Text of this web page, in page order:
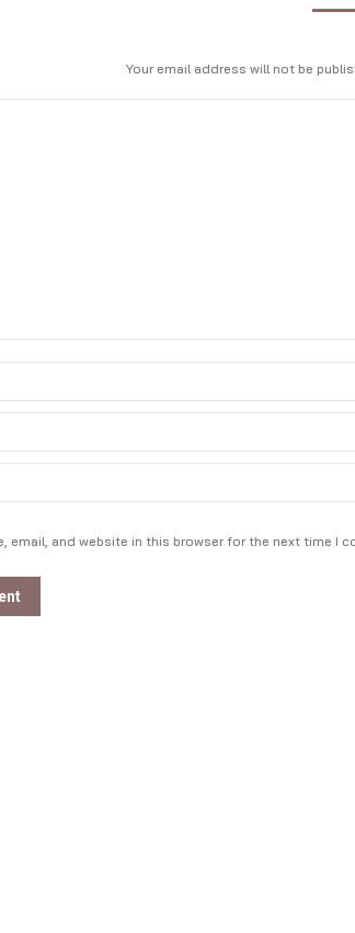
Your email address will not be
email, and website in this browser for the next time I